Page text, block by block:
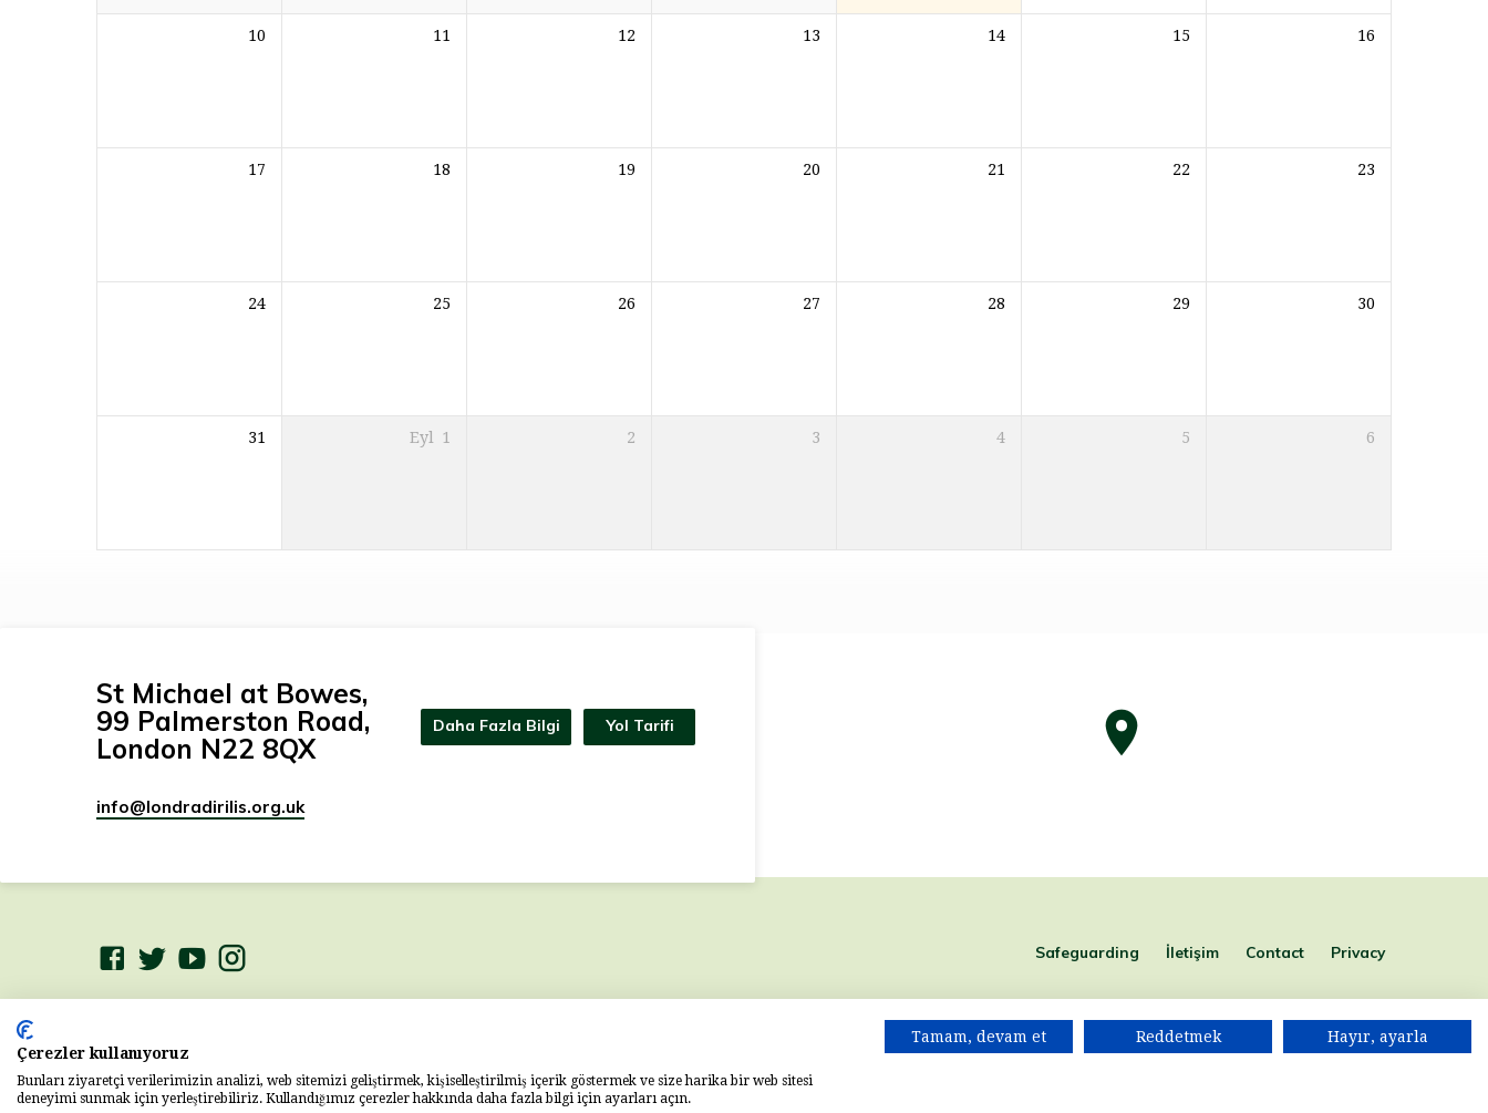
10 11 12 13 14 15 16
17 18 19 20 21 22 23
24 25 26 27 28 29 30
31 Eyl 1 2 3 4 5 6
St Michael at Bowes,
99 Palmerston Road,
London N22 8QX
Daha Fazla Bilgi Yol Tarifi
info​@londradirilis.org.uk
Charity Number:
Powered by
Safeguarding İletişim Contact Privacy
Çerezler kullanıyoruz
Bunları ziyaretçi verilerimizin analizi, web sitemizi geliştirmek, kişiselleştirilmiş içerik göstermek ve size harika bir web sitesi
deneyimi sunmak için yerleştirebiliriz. Kullandığımız çerezler hakkında daha fazla bilgi için ayarları açın.
Tamam, devam et Reddetmek Hayır, ayarla